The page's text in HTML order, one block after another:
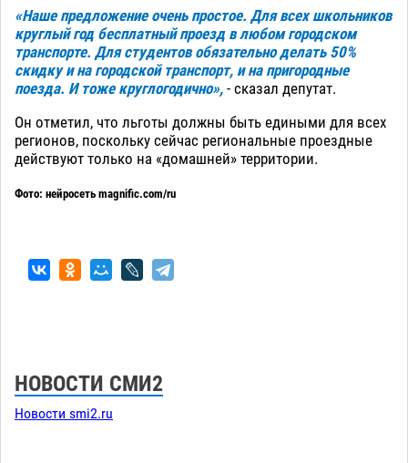
«Наше предложение очень простое. Для всех школьников
круглый год бесплатный проезд в любом городском
транспорте. Для студентов обязательно делать 50%
скидку и на городской транспорт, и на пригородные
поезда. И тоже круглогодично», - сказал депутат.
Он отметил, что льготы должны быть едиными для всех
регионов, поскольку сейчас региональные проездные
действуют только на «домашней» территории.
Фото: нейросеть magnific.com/ru
НОВОСТИ СМИ2
Новости smi2.ru